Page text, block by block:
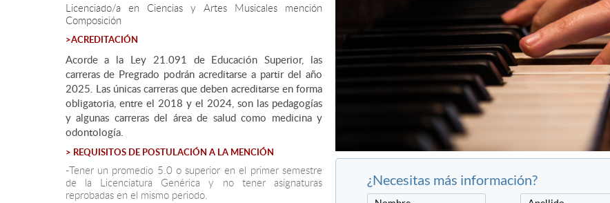
Licenciado/a en Ciencias y Artes Musicales mención
Composición
>ACREDITACIÓN
Acorde a la Ley 21.091 de Educación Superior, las
carreras de Pregrado podrán acreditarse a partir del año
2025. Las únicas carreras que deben acreditarse en forma
obligatoria, entre el 2018 y el 2024, son las pedagogías
y algunas carreras del área de salud como medicina y
odontología.
> REQUISITOS DE POSTULACIÓN A LA MENCIÓN
-Tener un promedio 5.0 o superior en el primer semestre
de la Licenciatura Genérica y no tener asignaturas
reprobadas en el mismo periodo.
¿Necesitas más información?